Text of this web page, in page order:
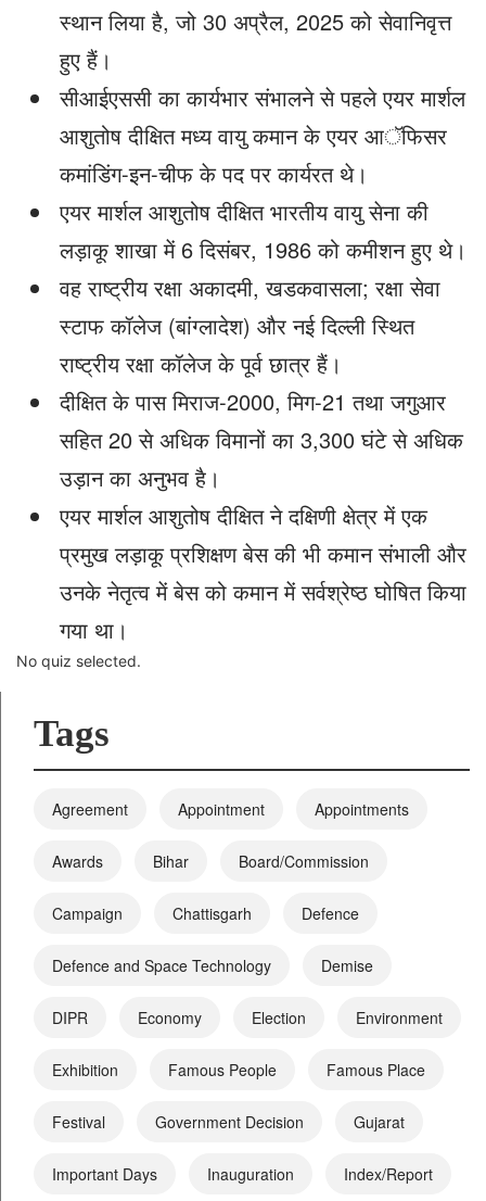
स्थान लिया है, जो 30 अप्रैल, 2025 को सेवानिवृत्त
हुए हैं।
सीआईएससी का कार्यभार संभालने से पहले एयर मार्शल
आशुतोष दीक्षित मध्य वायु कमान के एयर आॅफिसर
कमांडिंग-इन-चीफ के पद पर कार्यरत थे।
एयर मार्शल आशुतोष दीक्षित भारतीय वायु सेना की
लड़ाकू शाखा में 6 दिसंबर, 1986 को कमीशन हुए थे।
वह राष्ट्रीय रक्षा अकादमी, खडकवासला; रक्षा सेवा
स्टाफ कॉलेज (बांग्लादेश) और नई दिल्ली स्थित
राष्ट्रीय रक्षा कॉलेज के पूर्व छात्र हैं।
दीक्षित के पास मिराज-2000, मिग-21 तथा जगुआर
सहित 20 से अधिक विमानों का 3,300 घंटे से अधिक
उड़ान का अनुभव है।
एयर मार्शल आशुतोष दीक्षित ने दक्षिणी क्षेत्र में एक
प्रमुख लड़ाकू प्रशिक्षण बेस की भी कमान संभाली और
उनके नेतृत्व में बेस को कमान में सर्वश्रेष्ठ घोषित किया
गया था।
No quiz selected.
Tags
Agreement Appointment Appointments
Awards Bihar Board/Commission
Campaign Chattisgarh Defence
Defence and Space Technology Demise
DIPR Economy Election Environment
Exhibition Famous People Famous Place
Festival Government Decision Gujarat
Important Days Inauguration Index/Report